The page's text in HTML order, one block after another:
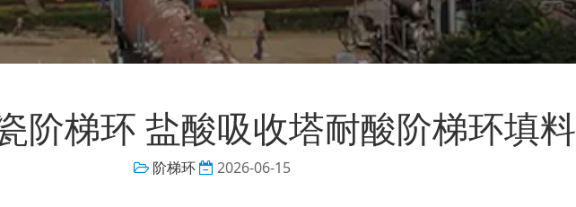
阶梯环 盐酸吸收塔耐酸阶梯环填料
阶梯环 2026-06-15